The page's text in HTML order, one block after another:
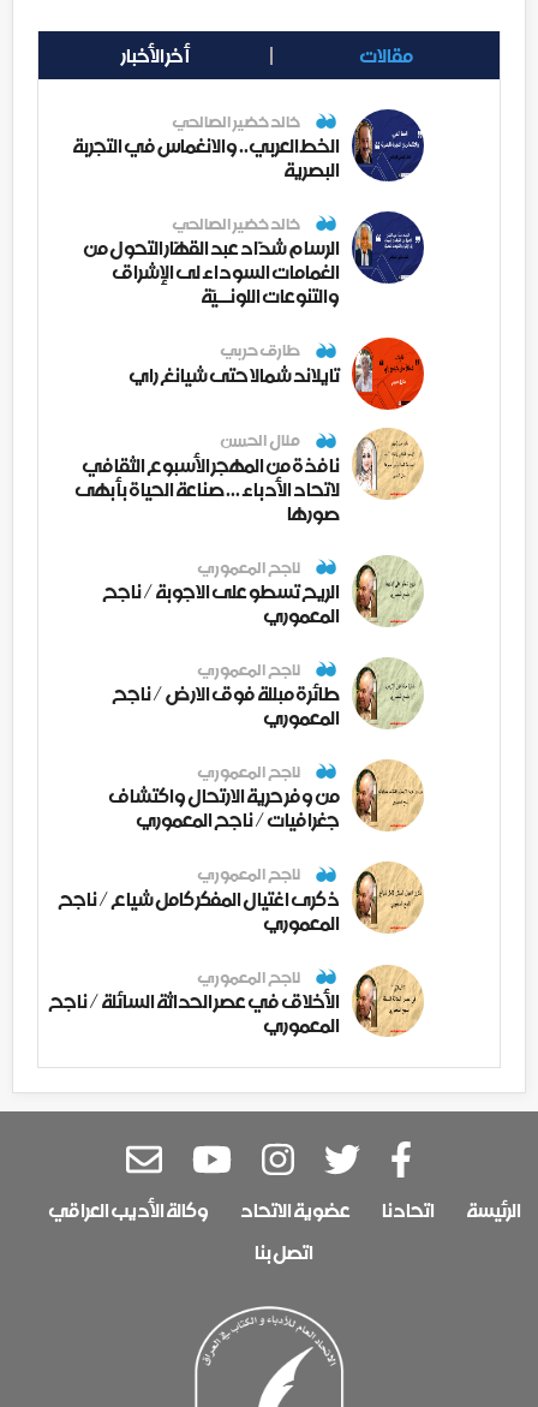
مقالات أخر الأخبار
خالد خضير الصالحي
الخط العربي.. والانغماس في التجربة
البصرية
خالد خضير الصالحي
الرسام شدّاد عبد القهّار التحول من
الغمامات السوداء لى الإشراق
والتنوعات اللونــيّة
طارق حربي
تايلاند شمالا حتى شيانغ راي
منال الحسن
نافذة من المهجر الأسبوع الثقافي
لاتحاد الأدباء ... صناعة الحياة بأبهى
صورها
ناجح المعموري
الريح تسطو على الاجوبة / ناجح
المعموري
ناجح المعموري
طائرة مبللة فوق الارض / ناجح
المعموري
ناجح المعموري
من وفر حرية الارتحال واكتشاف
جغرافيات / ناجح المعموري
ناجح المعموري
ذكرى اغتيال المفكر كامل شياع / ناجح
المعموري
ناجح المعموري
الأخلاق في عصر الحداثة السائلة / ناجح
المعموري
الرئيسة اتحادنا عضوية الاتحاد
وكالة الأديب العراقي
اتصل بنا